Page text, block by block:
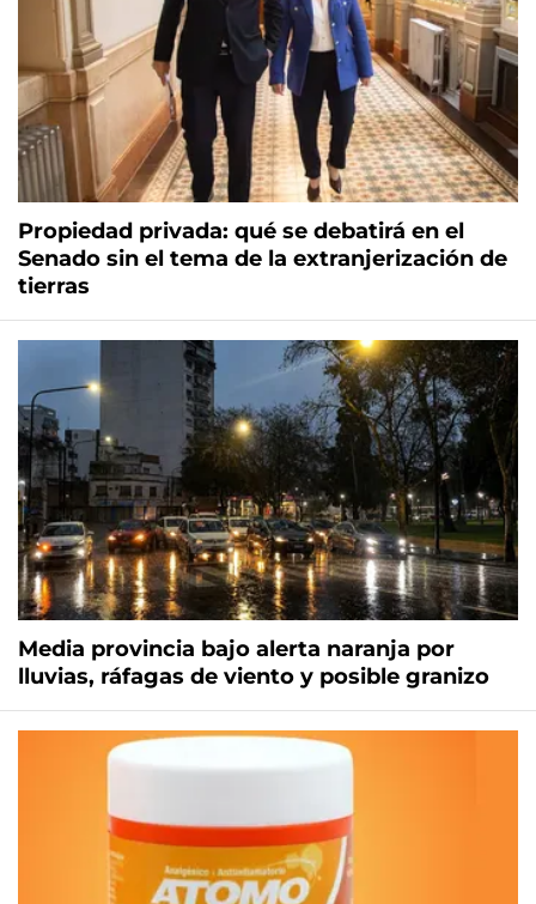
Propiedad privada: qué se debatirá en el
Senado sin el tema de la extranjerización de
tierras
Media provincia bajo alerta naranja por
lluvias, ráfagas de viento y posible granizo